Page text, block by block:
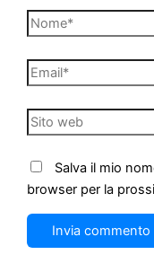
Nome*
Email*
Sito
web
Salva il mio
browser per la